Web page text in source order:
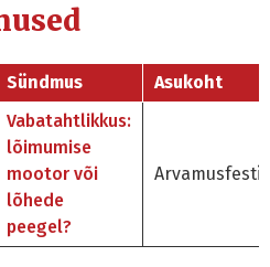
Sündmus Asukoht
Vabatahtlikkus:
lõimumise
mootor või
lõhede
peegel?